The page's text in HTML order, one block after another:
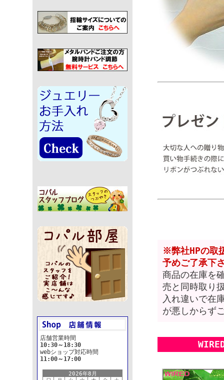
店舗営業時間
10:30～18:30
webショップ対応時間
11:00～17:00
2026年8月
※弊社HPの取
予めご了承下
商品の在庫を
売と同時取り
入れ違いで在
が悪しからず